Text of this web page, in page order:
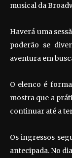
musical da
Haverá uma
poderão se
aventura em
O elenco é
mostra que a
continuar até a
Os ingressos
antecipada. No